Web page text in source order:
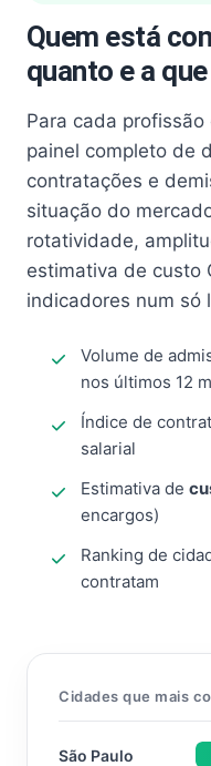
Quem está
quanto e a
Para cada
painel completo de
contratações e
situação do
rotatividade,
estimativa de custo
indicadores num só
Volume de
nos últimos 12
Índice de
salarial
Estimativa de
encargos)
Ranking de
contratam
Cidades que mais
São Paulo